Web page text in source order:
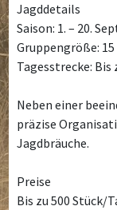
Jagddetails
Saison: 1. – 20.
Gruppengröße:
Tagesstrecke: Bis
Neben einer
präzise
Jagdbräuche.
Preise
Bis zu 500 Stück/